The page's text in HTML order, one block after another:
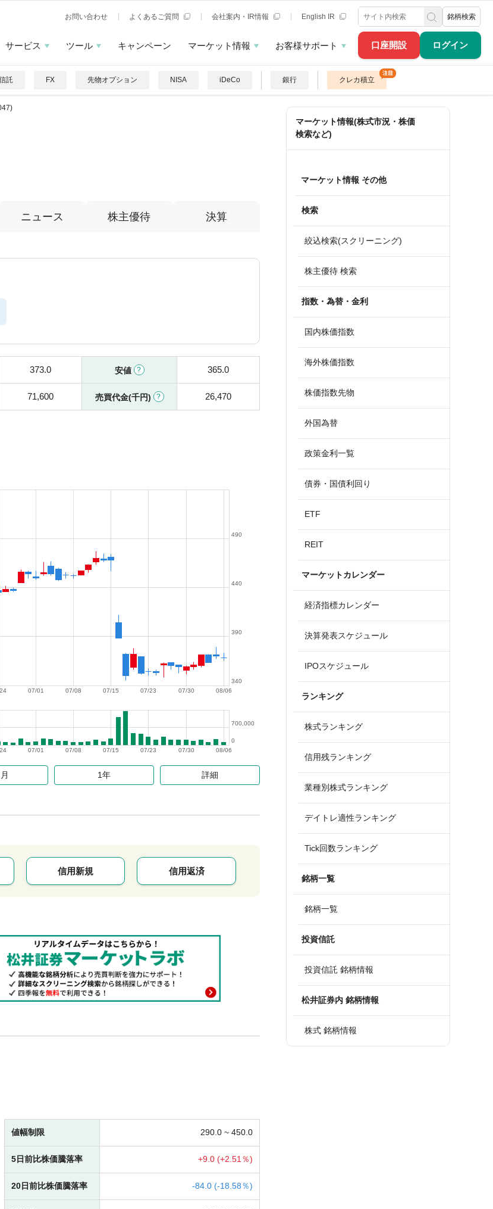
口座開設 ログイン
お問い合わせ よくあるご質問 会社案内・IR情報 English IR 銘柄検索
サービス ツール キャンペーン マーケット情報 お客様サポート
託 FX 先物オプション NISA iDeCo 銀行 クレカ積立
ニュース 株主優待 決算
373.0 安値 365.0
71,600 売買代金(千円) 26,470
08/06
07/30
07/23
07/15
07/08
07/01
340
390
440
490
08/06
07/30
07/23
07/15
07/08
07/01
0
700,000
1年 詳細
信用新規 信用返済
値幅制限 290.0 ~ 450.0
5日前比株価騰落率 +9.0 (+2.51％)
20日前比株価騰落率 -84.0 (-18.58％)
マーケット情報(株式市況・株価
検索など)
マーケット情報 その他
検索
絞込検索(スクリーニング)
株主優待 検索
指数・為替・金利
国内株価指数
海外株価指数
株価指数先物
外国為替
政策金利一覧
債券・国債利回り
ETF
REIT
マーケットカレンダー
経済指標カレンダー
決算発表スケジュール
IPOスケジュール
ランキング
株式ランキング
信用残ランキング
業種別株式ランキング
デイトレ適性ランキング
Tick回数ランキング
銘柄一覧
銘柄一覧
投資信託
投資信託 銘柄情報
松井証券内 銘柄情報
株式 銘柄情報